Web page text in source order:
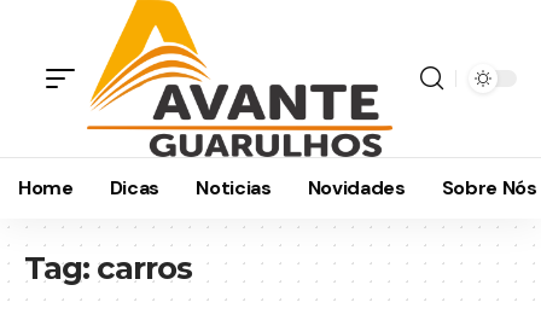
Home Dicas Noticias Novidades Sobre Nós
Tag: carros